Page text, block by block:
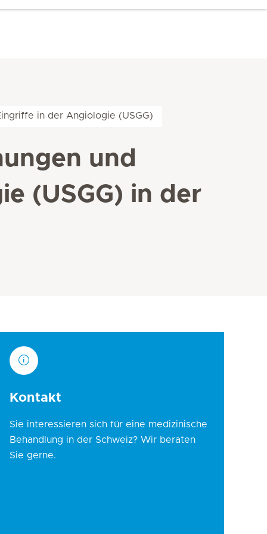
in der Angiologie (USGG)
und
(USGG) in der
Kontakt
Sie interessieren sich für eine medizinische
Behandlung in der Schweiz? Wir beraten
Sie gerne.